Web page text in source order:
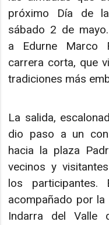
próximo Día de
sábado 2 de
a Edurne Marco
carrera corta, que
tradiciones más
La salida,
dio paso a un
hacia la plaza
vecinos y
los participantes.
acompañado por
Indarra del Valle